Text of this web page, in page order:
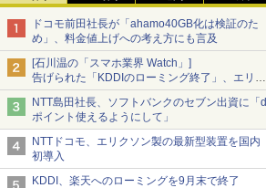
ドコモ前田社長が「ahamo40GB化は検証のた
め」、料金値上げへの考え方にも言及
[石川温の「スマホ業界 Watch」]
告げられた「KDDIのローミング終了」、エリア
マップの落とし穴と楽天モバイルの課題
NTT島田社長、ソフトバンクのセブン出資に「d
ポイント使えるようにして」
NTTドコモ、エリクソン製の最新型装置を国内
初導入
KDDI、楽天へのローミングを9月末で終了